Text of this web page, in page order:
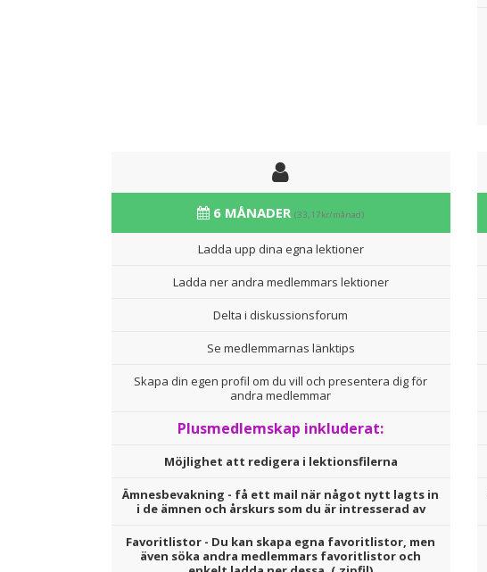
6 MÅNADER (33,17kr/månad)
Ladda upp dina egna lektioner
Ladda ner andra medlemmars lektioner
Delta i diskussionsforum
Se medlemmarnas länktips
Skapa din egen profil om du vill och presentera dig för
andra medlemmar
Plusmedlemskap inkluderat:
Möjlighet att redigera i lektionsfilerna
Ämnesbevakning - få ett mail när något nytt lagts in
i de ämnen och årskurs som du är intresserad av
Favoritlistor - Du kan skapa egna favoritlistor, men
även söka andra medlemmars favoritlistor och